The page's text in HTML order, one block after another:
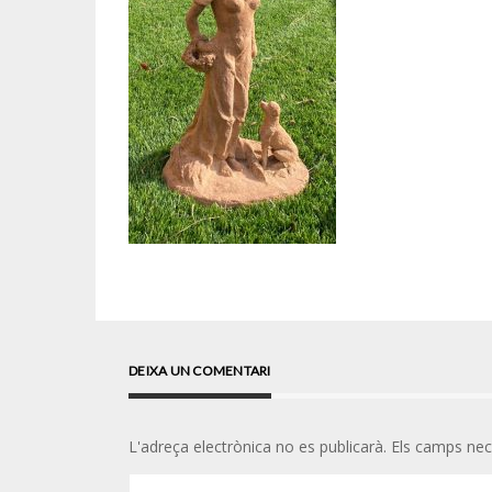
DEIXA UN COMENTARI
L'adreça electrònica no es publicarà. Els camps